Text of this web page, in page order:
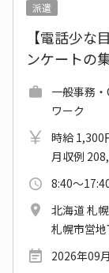
派遣
【電話少
ンケートの
一般事務
ワーク
時給 1,300
月収例
8:40～
北海道 札
札幌市営
2026年09